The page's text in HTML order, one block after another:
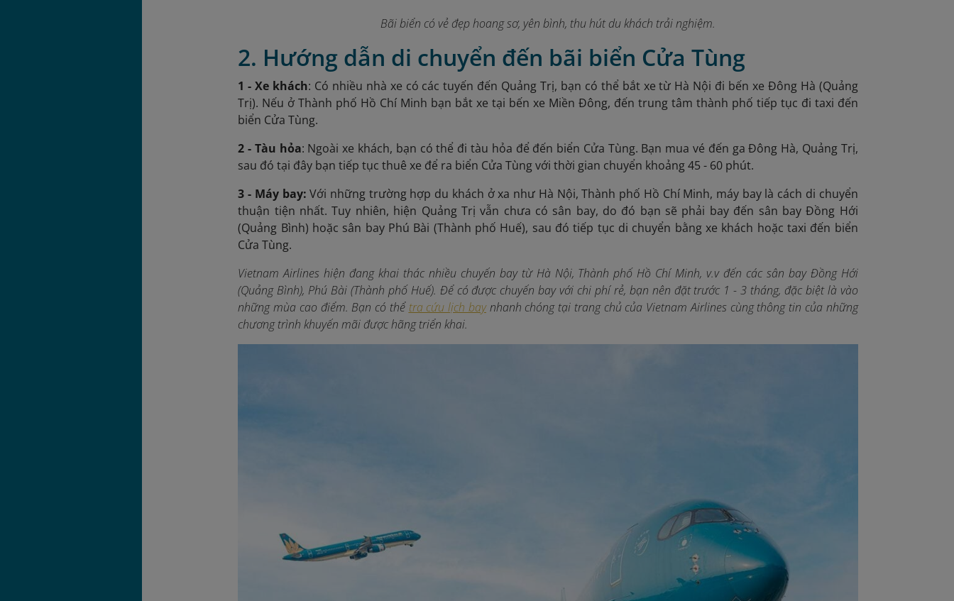
Bãi biển có vẻ đẹp hoang sơ, yên bình, thu hút du khách trải nghiệm.
2. Hướng dẫn di chuyển đến bãi biển Cửa Tùng
1 - Xe khách: Có nhiều nhà xe có các tuyến đến Quảng Trị, bạn có thể bắt xe từ Hà Nội đi bến xe Đông Hà (Quảng
Trị). Nếu ở Thành phố Hồ Chí Minh bạn bắt xe tại bến xe Miền Đông, đến trung tâm thành phố tiếp tục đi taxi đến
biển Cửa Tùng.
2 - Tàu hỏa: Ngoài xe khách, bạn có thể đi tàu hỏa để đến biển Cửa Tùng. Bạn mua vé đến ga Đông Hà, Quảng Trị,
sau đó tại đây bạn tiếp tục thuê xe để ra biển Cửa Tùng với thời gian chuyển khoảng 45 - 60 phút.
3 - Máy bay: Với những trường hợp du khách ở xa như Hà Nội, Thành phố Hồ Chí Minh, máy bay là cách di chuyển
thuận tiện nhất. Tuy nhiên, hiện Quảng Trị vẫn chưa có sân bay, do đó bạn sẽ phải bay đến sân bay Đồng Hới
(Quảng Bình) hoặc sân bay Phú Bài (Thành phố Huế), sau đó tiếp tục di chuyển bằng xe khách hoặc taxi đến biển
Cửa Tùng.
Vietnam Airlines hiện đang khai thác nhiều chuyến bay từ Hà Nội, Thành phố Hồ Chí Minh, v.v đến các sân bay Đồng Hới
(Quảng Bình), Phú Bài (Thành phố Huế). Để có được chuyến bay với chi phí rẻ, bạn nên đặt trước 1 - 3 tháng, đặc biệt là vào
những mùa cao điểm. Bạn có thể tra cứu lịch baynhanh chóng tại trang chủ của Vietnam Airlines cùng thông tin của những
chương trình khuyến mãi được hãng triển khai.